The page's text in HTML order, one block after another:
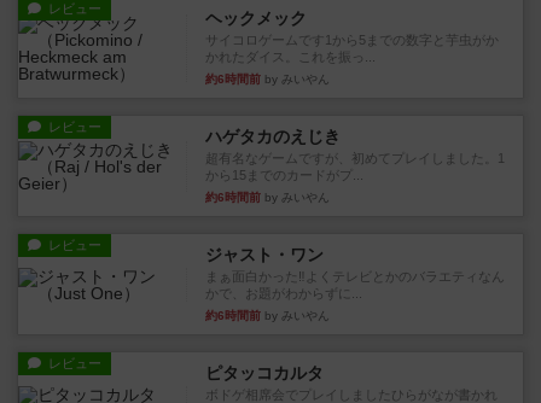
レビュー ヘックメック
サイコロゲームです1から5までの数字と芋虫がか
かれたダイス。これを振っ...
約6時間前 by みいやん
レビュー ハゲタカのえじき
超有名なゲームですが、初めてプレイしました。1
から15までのカードがプ...
約6時間前 by みいやん
レビュー ジャスト・ワン
まぁ面白かった‼️よくテレビとかのバラエティなん
かで、お題がわからずに...
約6時間前 by みいやん
レビュー ピタッコカルタ
ボドゲ相席会でプレイしましたひらがなが書かれ